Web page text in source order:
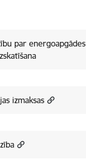
par energoapgādes
izmaksas